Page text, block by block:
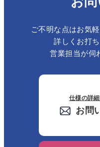
ご不明な点はお気
詳しくお打
営業担当が伺
仕様の詳
お問